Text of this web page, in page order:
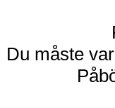
Du måste